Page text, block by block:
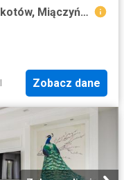
Dom na wynajem, Warszawa, Mokotów, Miączyńska
Zobacz dane